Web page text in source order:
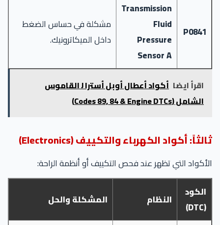
P0841
Transmission
Fluid
Pressure
Sensor A
مشكلة في حساس الضغط
داخل الميكاترونيك.
اقرأ ايضا
أكواد أعطال أوبل أسترا J القاموس
الشامل (Codes 89, 84 & Engine DTCs)
ثالثاً: أكواد الكهرباء والتكييف (Electronics)
الأكواد التي تظهر عند فحص التكييف أو أنظمة الراحة:
الكود
(DTC)
النظام المشكلة والحل